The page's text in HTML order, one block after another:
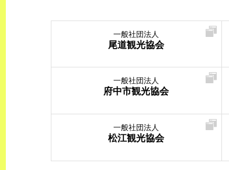
一般社団法人
尾道観光協会
一般社団法人
府中市観光協会
一般社団法人
松江観光協会